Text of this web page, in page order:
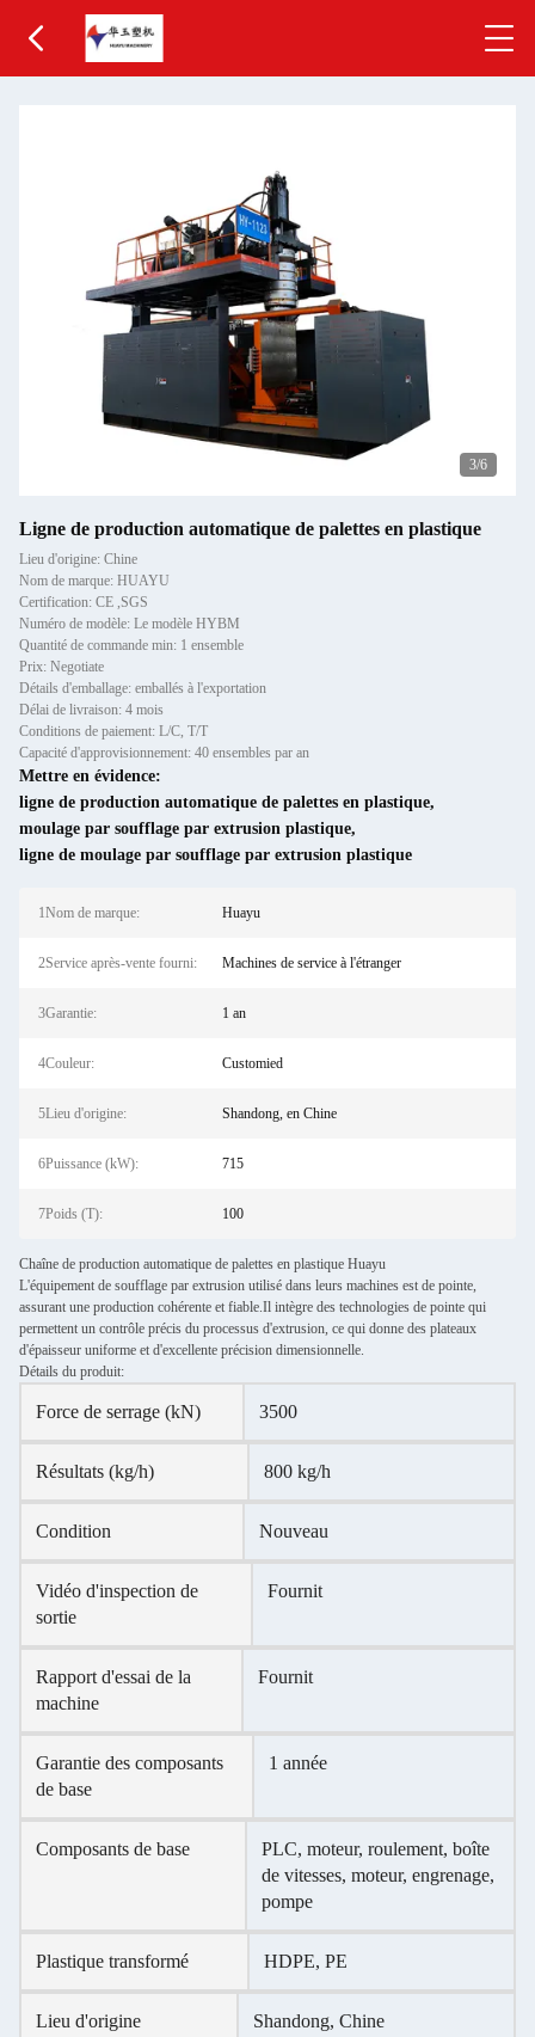
3/6
Ligne de production automatique de palettes en plastique
Lieu d'origine: Chine
Nom de marque: HUAYU
Certification: CE ,SGS
Numéro de modèle: Le modèle HYBM
Quantité de commande min: 1 ensemble
Prix: Negotiate
Détails d'emballage: emballés à l'exportation
Délai de livraison: 4 mois
Conditions de paiement: L/C, T/T
Capacité d'approvisionnement: 40 ensembles par an
Mettre en évidence:
ligne de production automatique de palettes en plastique,
moulage par soufflage par extrusion plastique,
ligne de moulage par soufflage par extrusion plastique
1Nom de marque: Huayu
2Service après-vente fourni: Machines de service à l'étranger
3Garantie: 1 an
4Couleur: Customied
5Lieu d'origine: Shandong, en Chine
6Puissance (kW): 715
7Poids (T): 100
Chaîne de production automatique de palettes en plastique Huayu
L'équipement de soufflage par extrusion utilisé dans leurs machines est de pointe,
assurant une production cohérente et fiable.Il intègre des technologies de pointe qui
permettent un contrôle précis du processus d'extrusion, ce qui donne des plateaux
d'épaisseur uniforme et d'excellente précision dimensionnelle.
Détails du produit:
Force de serrage (kN) 3500
Résultats (kg/h) 800 kg/h
Condition Nouveau
Vidéo d'inspection de
sortie
Fournit
Rapport d'essai de la
machine
Fournit
Garantie des composants
de base
1 année
Composants de base
PLC, moteur, roulement, boîte
de vitesses, moteur, engrenage,
pompe
Plastique transformé HDPE, PE
Lieu d'origine Shandong, Chine